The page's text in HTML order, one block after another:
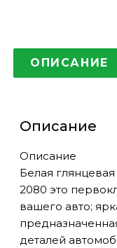
ОПИСАНИЕ
Описание
Описание
Белая
2080 это
вашего авто;
деталей